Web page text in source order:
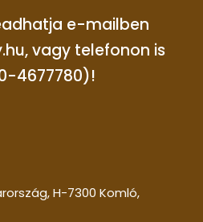
e-mailben
vagy telefonon is
4677780)!
H-7300 Komló,